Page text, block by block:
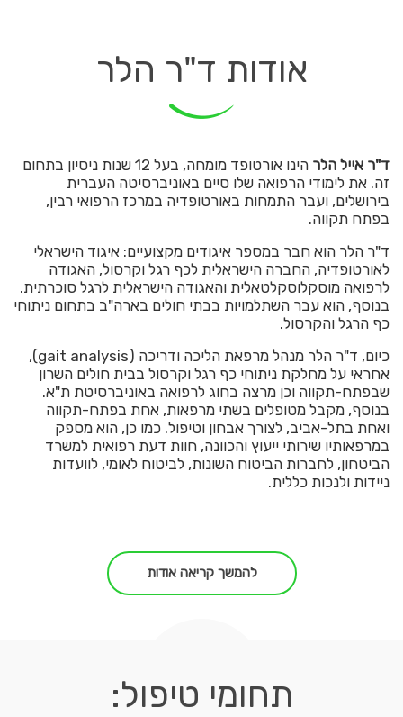
אודות ד"ר הלר
ד"ר אייל הלר
הינו אורטופד מומחה, בעל 12 שנות ניסיון בתחום
זה. את לימודי הרפואה שלו סיים באוניברסיטה העברית
בירושלים, ועבר התמחות באורטופדיה במרכז הרפואי רבין,
בפתח תקווה.
ד"ר הלר הוא חבר במספר איגודים מקצועיים: איגוד הישראלי
לאורטופדיה, החברה הישראלית לכף רגל וקרסול, האגודה
לרפואה מוסקלוסקלטאלית והאגודה הישראלית לרגל סוכרתית.
בנוסף, הוא עבר השתלמויות בבתי חולים בארה"ב בתחום ניתוחי
כף הרגל והקרסול.
כיום, ד"ר הלר מנהל מרפאת הליכה ודריכה (gait analysis),
אחראי על מחלקת ניתוחי כף רגל וקרסול בבית חולים השרון
שבפתח-תקווה וכן מרצה בחוג לרפואה באוניברסיטת ת"א.
בנוסף, מקבל מטופלים בשתי מרפאות, אחת בפתח-תקווה
ואחת בתל-אביב, לצורך אבחון וטיפול. כמו כן, הוא מספק
במרפאותיו שירותי ייעוץ והכוונה, חוות דעת רפואית למשרד
הביטחון, לחברות הביטוח השונות, לביטוח לאומי, לוועדות
ניידות ולנכות כללית.
להמשך קריאה אודות
תחומי טיפול: